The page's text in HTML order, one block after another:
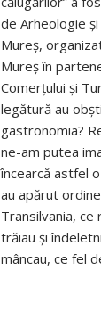
de Arheologie
Mureş,
Mureş în
Comerţului şi
legătură au
gastronomia?
ne-am putea
încearcă astfel
au apărut
Transilvania, ce
trăiau și
mâncau, ce fel